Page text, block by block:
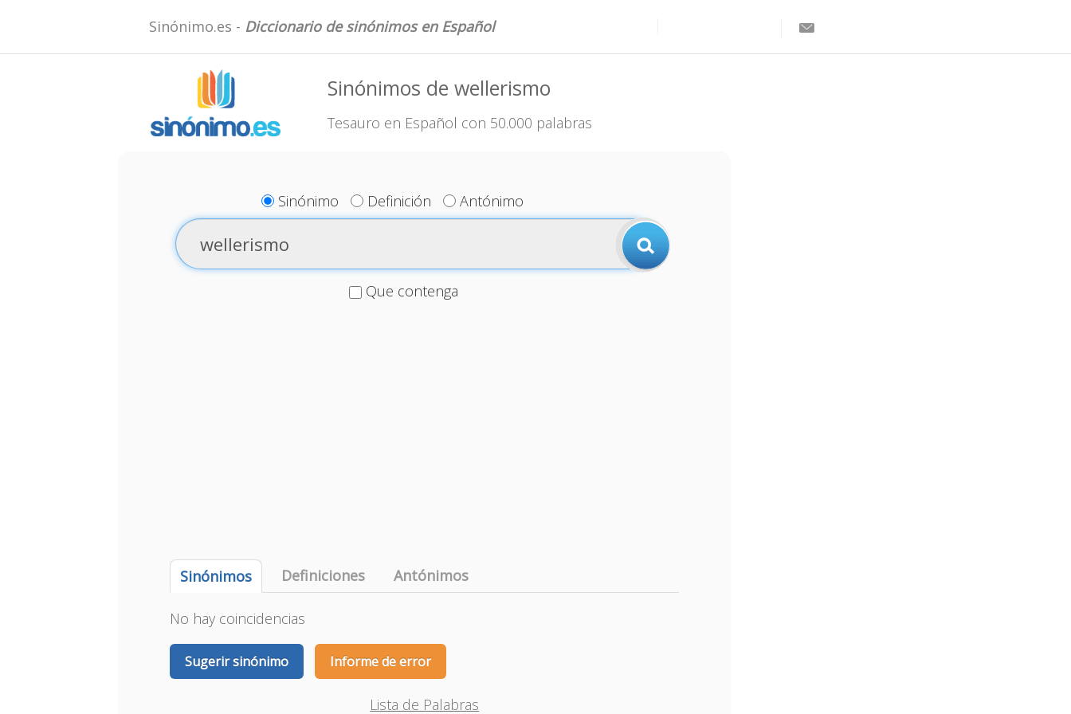
Sinónimo.es - Diccionario de sinónimos en Español
Sinónimos de wellerismo
Tesauro en Español con 50.000 palabras
Sinónimo Definición Antónimo
Que contenga
Sinónimos Definiciones Antónimos
No hay coincidencias
Sugerir sinónimo Informe de error
Lista de Palabras